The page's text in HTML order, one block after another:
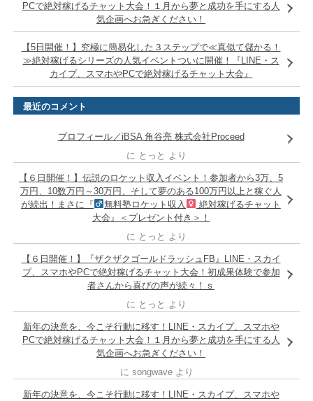
PCで絶対稼げるチャット大会！１月から夢と成功を手にする人
気企画へお急ぎください！
【5日開催！】究極に簡易化した３ステップで≪真似て儲かる！
≫絶対稼げるシリーズの人気イベントついに開催！『LINE・ス
カイプ、スマホやPCで絶対稼げるチャット大会』
最近のコメント
プロフィール／iBSA 角谷亮 株式会社Proceed
に とっと より
【６日開催！】伝説のロケット収入イベント！参加者から3万、5
万円、10数万円～30万円、そして夢のある100万円以上と稼ぐ人
が続出！まさに『
無料塾ロケット収入
絶対稼げるチャット
大会』＜プレゼント付き＞！
に とっと より
【６日開催！】『ザクザクゴールドラッシュFB』LINE・スカイ
プ、スマホやPCで絶対稼げるチャット大会！初成果体験で参加
者さんから喜びの声が続々！ｓ
に とっと より
新年の決意を、今こそ行動に移す！LINE・スカイプ、スマホや
PCで絶対稼げるチャット大会！１月から夢と成功を手にする人
気企画へお急ぎください！
に songwaveより
新年の決意を、今こそ行動に移す！LINE・スカイプ、スマホや